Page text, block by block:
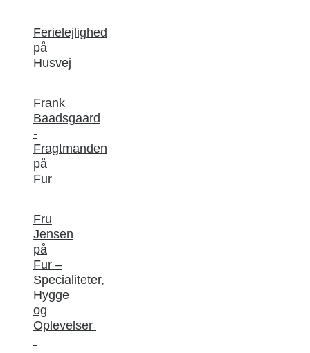
Ferielejlighed
på
Husvej
Frank
Baadsgaard
-
Fragtmanden
på
Fur
Fru
Jensen
på
Fur –
Specialiteter,
Hygge
og
Oplevelser